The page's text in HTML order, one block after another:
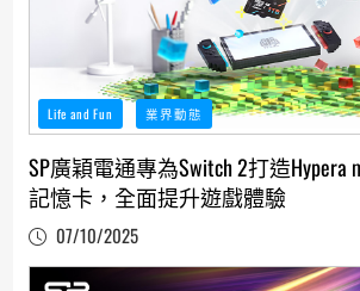
Life and Fun 業界動態
SP廣穎電通專為Switch 2打造Hypera
記憶卡，全面提升遊戲體驗
07/10/2025